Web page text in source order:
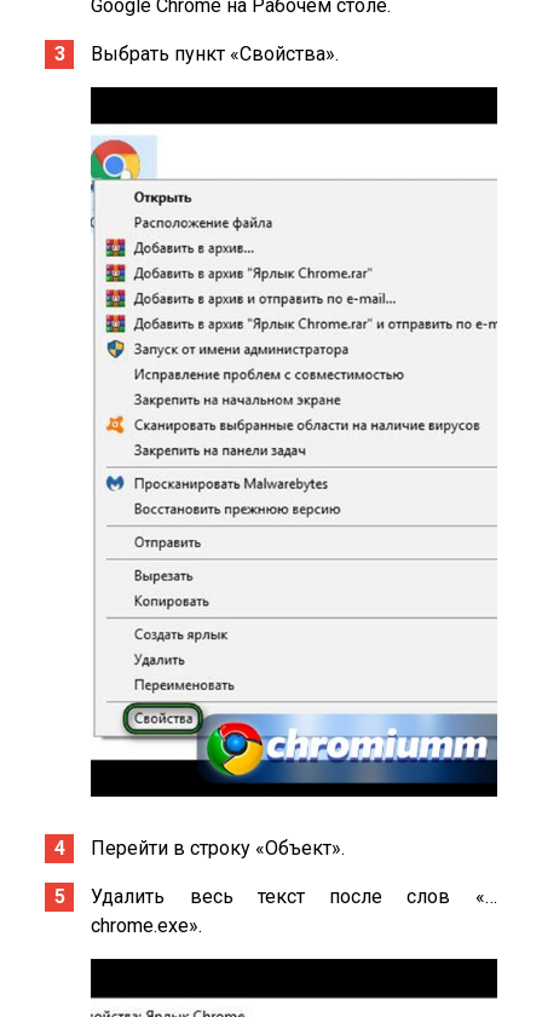
Google Chrome на Рабочем столе.
Выбрать пункт «Свойства».
Перейти в строку «Объект».
Удалить весь текст после слов «…
chrome.exe».